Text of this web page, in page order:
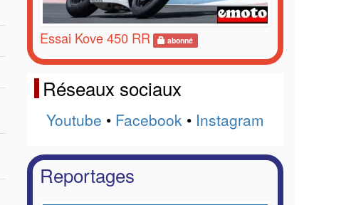
Essai Kove 450 RR abonné
Réseaux sociaux
Youtube • Facebook • Instagram
Reportages